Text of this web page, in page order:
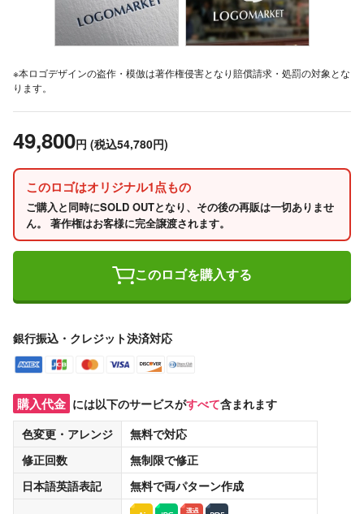
※本ロゴデザインの盗作・模倣は著作権侵害となり賠償請求・処罰の対象とな
ります。
49,800円 (税込54,780円)
このロゴはオリジナル1点もの
ご購入と同時にSOLD OUTとなり、その後の再販は一切ありませ
ん。 著作権はお客様に完全譲渡されます。
このロゴを購入する
銀行振込・クレジット決済対応
購入代金 には以下のサービスがすべて含まれます
色変更・アレンジ
無料で対応
修正回数
無制限で修正
日本語英語表記
無料で両パターン作成